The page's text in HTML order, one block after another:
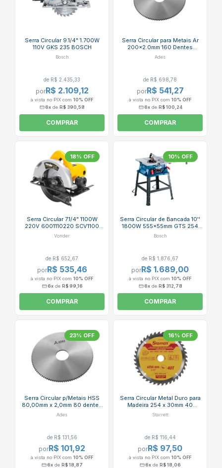
Serra Circular 9.1/4" 1.700W
110V GKS 235 BOSCH
Bosch
de R$ 2.435,33
porR$ 2.109,12
à vista no PIX com 10% OFF
6x de R$ 390,58
COMPRAR
Serra Circular para Metais Ar
200x2.0mm 160 Dentes
1059251750 ADES
Ades
de R$ 698,78
porR$ 541,27
à vista no PIX com 10% OFF
6xde R$ 100,24
COMPRAR
18% OFF
Serra Circular 7.1/4" 1100W
220V 6001110220 SCV1100
VONDER
Vonder
de R$ 652,67
porR$ 535,46
à vista no PIX com 10% OFF
6xde R$ 99,16
COMPRAR
10% OFF
Serra Circular de Bancada 10''
1800W 555x55mm GTS 254
BOSCH
Bosch
de R$ 1.876,67
porR$ 1.689,00
à vista no PIX com 10% OFF
6xde R$ 312,78
COMPRAR
23% OFF
Serra Circular p/Metais HSS
80,00mm x 2,0mm 80 dentes
Din 1837 ADES
Ades
de R$ 131,56
porR$ 101,92
à vista no PIX com 10% OFF
6x de R$ 18,87
16% OFF
Serra Circular Metal Duro para
Madeira 254 x 30mm 40
Dentes CCS254-40DW
Starrett
de R$ 116,44
porR$ 97,50
à vista no PIX com 10% OFF
6x de R$ 18,06